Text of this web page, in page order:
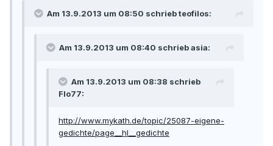
Am 13.9.2013 um 08:50 schrieb teofilos:
Am 13.9.2013 um 08:40 schrieb asia:
Am 13.9.2013 um 08:38 schrieb
Flo77:
http://www.mykath.de/topic/25087-eigene-
gedichte/page__hl__gedichte